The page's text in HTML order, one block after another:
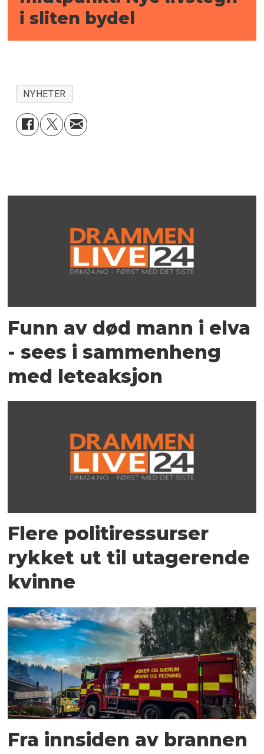
i sliten bydel
NYHETER
Funn av død mann i elva
- sees i sammenheng
med leteaksjon
Flere politiressurser
rykket ut til utagerende
kvinne
Fra innsiden av brannen